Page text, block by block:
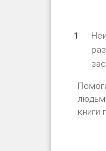
книги